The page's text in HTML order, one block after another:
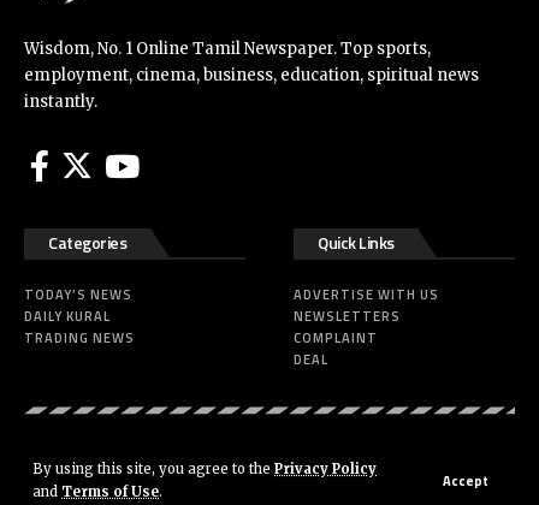
By using this site, you agree to the Privacy Policy
and Terms of Use.
Accept
Wisdom, No. 1 Online Tamil Newspaper. Top sports,
employment, cinema, business, education, spiritual news
instantly.
Categories
TODAY’S NEWS
DAILY KURAL
TRADING NEWS
Quick Links
ADVERTISE WITH US
NEWSLETTERS
COMPLAINT
DEAL
© 2020 vivegamnews Infotainment. All Rights Reserved. Developed by